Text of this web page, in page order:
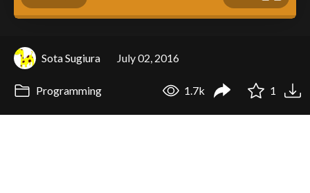
Sota Sugiura July 02, 2016
Programming 1.7k 1